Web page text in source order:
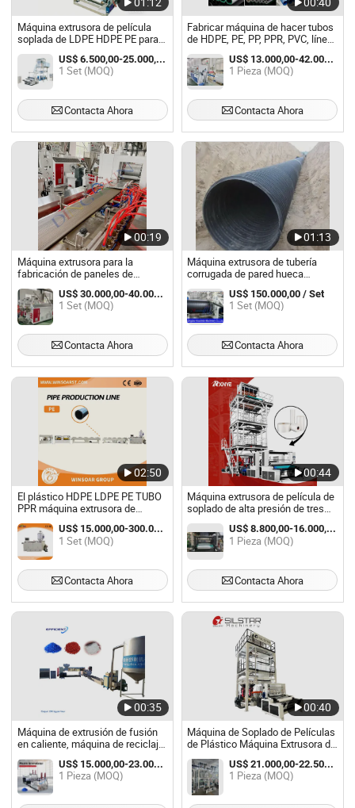
Máquina extrusora de película
soplada de LDPE HDPE PE para
fabricar película de bolsa de
plástico Precio de la máquina de
soplado de película plástica (SJ-
80)
US$ 6.500,00-25.000,00 / Set
1 Set (MOQ)
Contacta Ahora
Fabricar máquina de hacer tubos
de HDPE, PE, PP, PPR, PVC, línea
de producción de tubos de
suministro de agua, máquina de
extrusión
US$ 13.000,00-42.000,00 / Pieza
1 Pieza (MOQ)
Contacta Ahora
00:19
Máquina extrusora para la
fabricación de paneles de
revestimiento y suelos de
decking de WPC
(PE/PP+madera) de plástico
US$ 30.000,00-40.000,00 / Set
1 Set (MOQ)
Contacta Ahora
01:13
Máquina extrusora de tubería
corrugada de pared hueca
estructurada de gran diámetro de
HDPE
US$ 150.000,00 / Set
1 Set (MOQ)
Contacta Ahora
02:50
El plástico HDPE LDPE PE TUBO
PPR máquina extrusora de
máquina de extrusión de la línea
de extrusión
US$ 15.000,00-300.000,00 / Set
1 Set (MOQ)
Contacta Ahora
00:44
Máquina extrusora de película de
soplado de alta presión de tres
capas de coextrusión de
embalaje premium
US$ 8.800,00-16.000,00 / Pieza
1 Pieza (MOQ)
Contacta Ahora
00:35
Máquina de extrusión de fusión
en caliente, máquina de reciclaje
de plástico, reciclaje de bolsas
de plástico, máquina de fusión de
botellas de PET y PP
US$ 15.000,00-23.000,00 / Pieza
1 Pieza (MOQ)
00:40
Máquina de Soplado de Películas
de Plástico Máquina Extrusora de
Películas Máquina de Películas
Soplando Máquina de Soplado de
Películas Recicladas
US$ 21.000,00-22.500,00 / Pieza
1 Pieza (MOQ)